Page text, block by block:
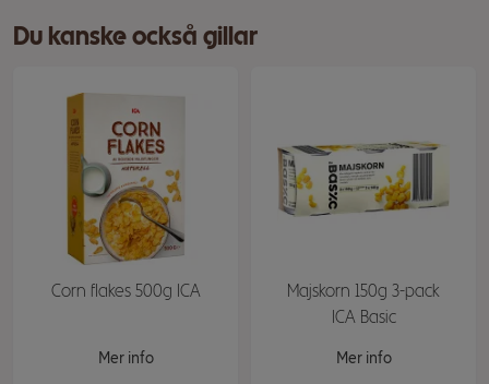
Du kanske också gillar
Corn flakes 500g ICA
Mer info
Majskorn 150g 3-pack
ICA Basic
Mer info